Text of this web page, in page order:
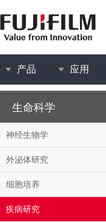
产品 应用
生命科学
神经生物学
外泌体研究
细胞培养
疾病研究